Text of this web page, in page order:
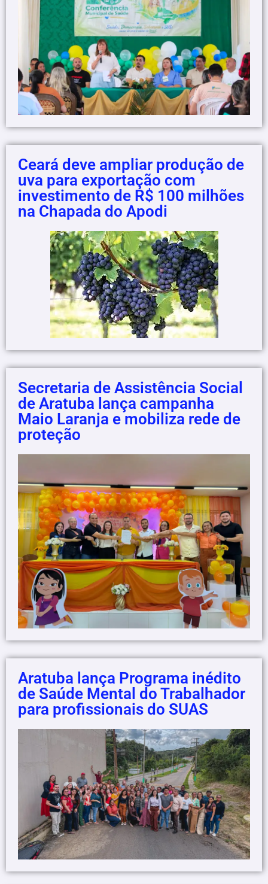
Ceará deve ampliar produção de
uva para exportação com
investimento de R$ 100 milhões
na Chapada do Apodi
Secretaria de Assistência Social
de Aratuba lança campanha
Maio Laranja e mobiliza rede de
proteção
Aratuba lança Programa inédito
de Saúde Mental do Trabalhador
para profissionais do SUAS